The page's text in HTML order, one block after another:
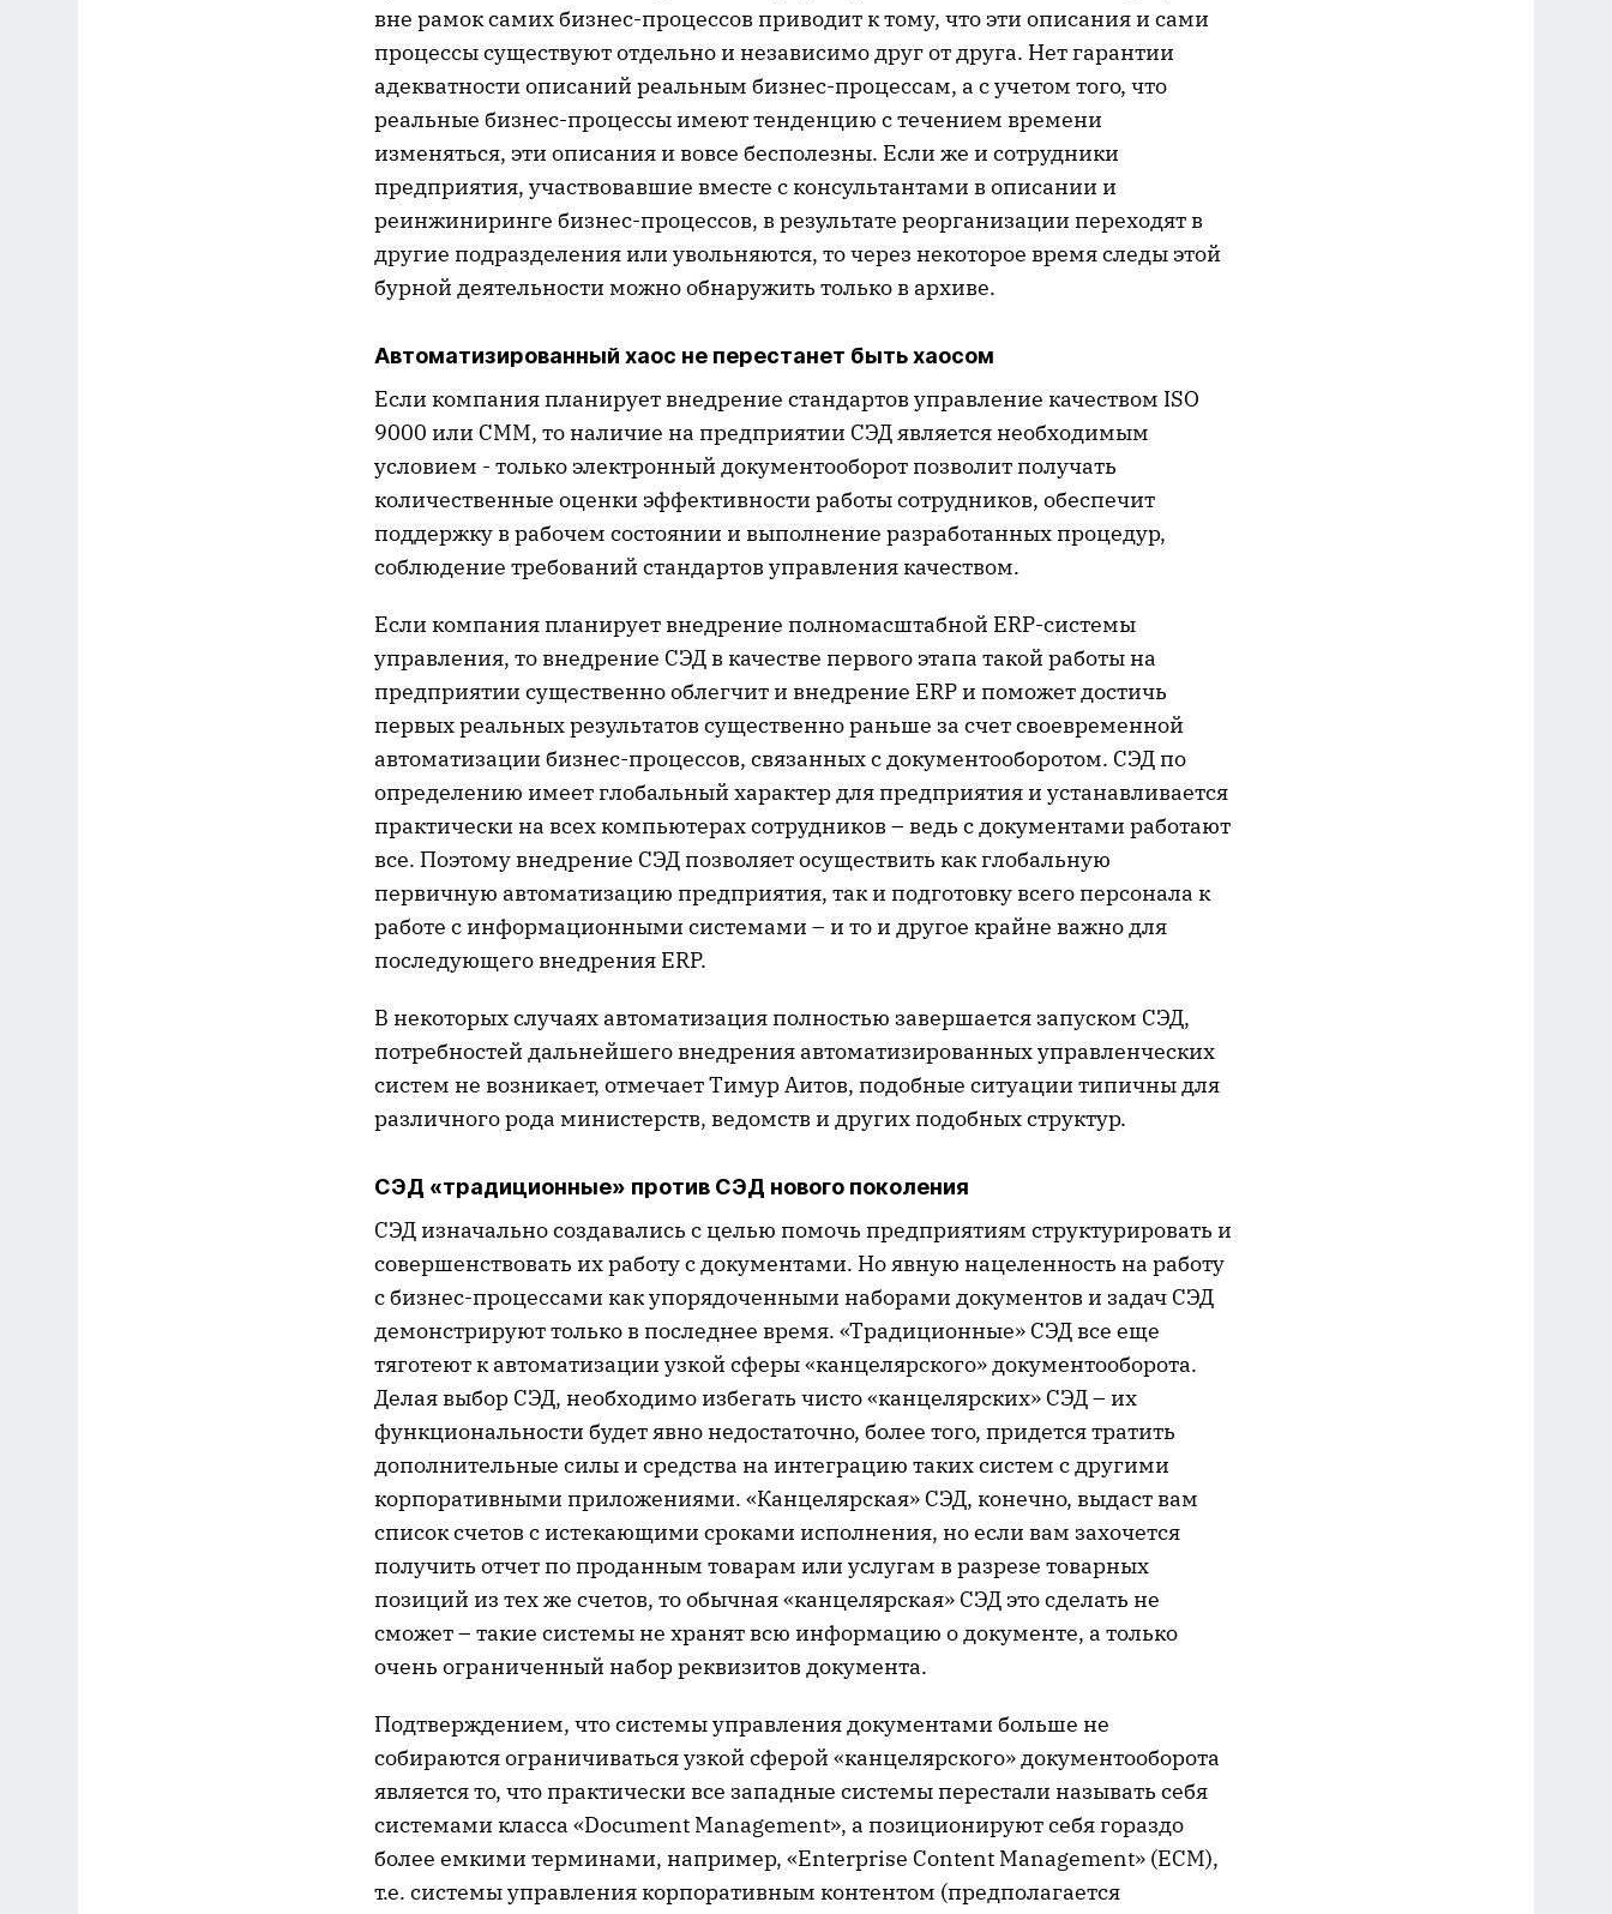
вне рамок самих бизнес-процессов приводит к тому, что эти описания и сами
процессы существуют отдельно и независимо друг от друга. Нет гарантии
адекватности описаний реальным бизнес-процессам, а с учетом того, что
реальные бизнес-процессы имеют тенденцию с течением времени
изменяться, эти описания и вовсе бесполезны. Если же и сотрудники
предприятия, участвовавшие вместе с консультантами в описании и
реинжиниринге бизнес-процессов, в результате реорганизации переходят в
другие подразделения или увольняются, то через некоторое время следы этой
бурной деятельности можно обнаружить только в архиве.
Автоматизированный хаос не перестанет быть хаосом
Если компания планирует внедрение стандартов управление качеством ISO
9000 или CMM, то наличие на предприятии СЭД является необходимым
условием - только электронный документооборот позволит получать
количественные оценки эффективности работы сотрудников, обеспечит
поддержку в рабочем состоянии и выполнение разработанных процедур,
соблюдение требований стандартов управления качеством.
Если компания планирует внедрение полномасштабной ERP-системы
управления, то внедрение СЭД в качестве первого этапа такой работы на
предприятии существенно облегчит и внедрение ERP и поможет достичь
первых реальных результатов существенно раньше за счет своевременной
автоматизации бизнес-процессов, связанных с документооборотом. СЭД по
определению имеет глобальный характер для предприятия и устанавливается
практически на всех компьютерах сотрудников – ведь с документами работают
все. Поэтому внедрение СЭД позволяет осуществить как глобальную
первичную автоматизацию предприятия, так и подготовку всего персонала к
работе с информационными системами – и то и другое крайне важно для
последующего внедрения ERP.
В некоторых случаях автоматизация полностью завершается запуском СЭД,
потребностей дальнейшего внедрения автоматизированных управленческих
систем не возникает, отмечает Тимур Аитов, подобные ситуации типичны для
различного рода министерств, ведомств и других подобных структур.
СЭД «традиционные» против СЭД нового поколения
СЭД изначально создавались с целью помочь предприятиям структурировать и
совершенствовать их работу с документами. Но явную нацеленность на работу
с бизнес-процессами как упорядоченными наборами документов и задач СЭД
демонстрируют только в последнее время. «Традиционные» СЭД все еще
тяготеют к автоматизации узкой сферы «канцелярского» документооборота.
Делая выбор СЭД, необходимо избегать чисто «канцелярских» СЭД – их
функциональности будет явно недостаточно, более того, придется тратить
дополнительные силы и средства на интеграцию таких систем с другими
корпоративными приложениями. «Канцелярская» СЭД, конечно, выдаст вам
список счетов с истекающими сроками исполнения, но если вам захочется
получить отчет по проданным товарам или услугам в разрезе товарных
позиций из тех же счетов, то обычная «канцелярская» СЭД это сделать не
сможет – такие системы не хранят всю информацию о документе, а только
очень ограниченный набор реквизитов документа.
Подтверждением, что системы управления документами больше не
собираются ограничиваться узкой сферой «канцелярского» документооборота
является то, что практически все западные системы перестали называть себя
системами класса «Document Management», а позиционируют себя гораздо
более емкими терминами, например, «Enterprise Content Management» (ECM),
т.е. системы управления корпоративным контентом (предполагается